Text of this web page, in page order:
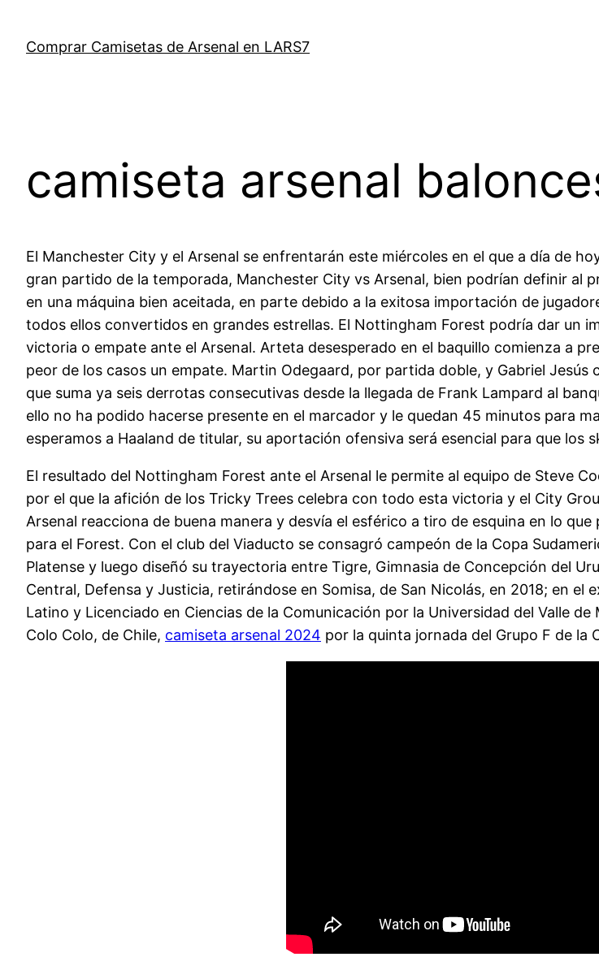
contenido
Comprar Camisetas de Arsenal en LARS7
camiseta arsenal
El Manchester City y el Arsenal se enfrentarán este miércoles en el que a día de
gran partido de la temporada, Manchester City vs Arsenal, bien podrían definir al
en una máquina bien aceitada, en parte debido a la exitosa importación de
todos ellos convertidos en grandes estrellas. El Nottingham Forest podría dar un
victoria o empate ante el Arsenal. Arteta desesperado en el baquillo comienza a
peor de los casos un empate. Martin Odegaard, por partida doble, y Gabriel Jesús
que suma ya seis derrotas consecutivas desde la llegada de Frank Lampard al
ello no ha podido hacerse presente en el marcador y le quedan 45 minutos para
esperamos a Haaland de titular, su aportación ofensiva será esencial para que los
El resultado del Nottingham Forest ante el Arsenal le permite al equipo de Steve
por el que la afición de los Tricky Trees celebra con todo esta victoria y el City
Arsenal reacciona de buena manera y desvía el esférico a tiro de esquina en lo
para el Forest. Con el club del Viaducto se consagró campeón de la Copa
Platense y luego diseñó su trayectoria entre Tigre, Gimnasia de Concepción del
Central, Defensa y Justicia, retirándose en Somisa, de San Nicolás, en 2018; en
Latino y Licenciado en Ciencias de la Comunicación por la Universidad del Valle
Colo Colo, de Chile, camiseta arsenal 2024 por la quinta jornada del Grupo F de la